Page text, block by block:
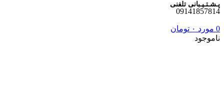
پـشـتـیـبانی تلفنی
09141857814
0 مورد ۰ تومان
ناموجود